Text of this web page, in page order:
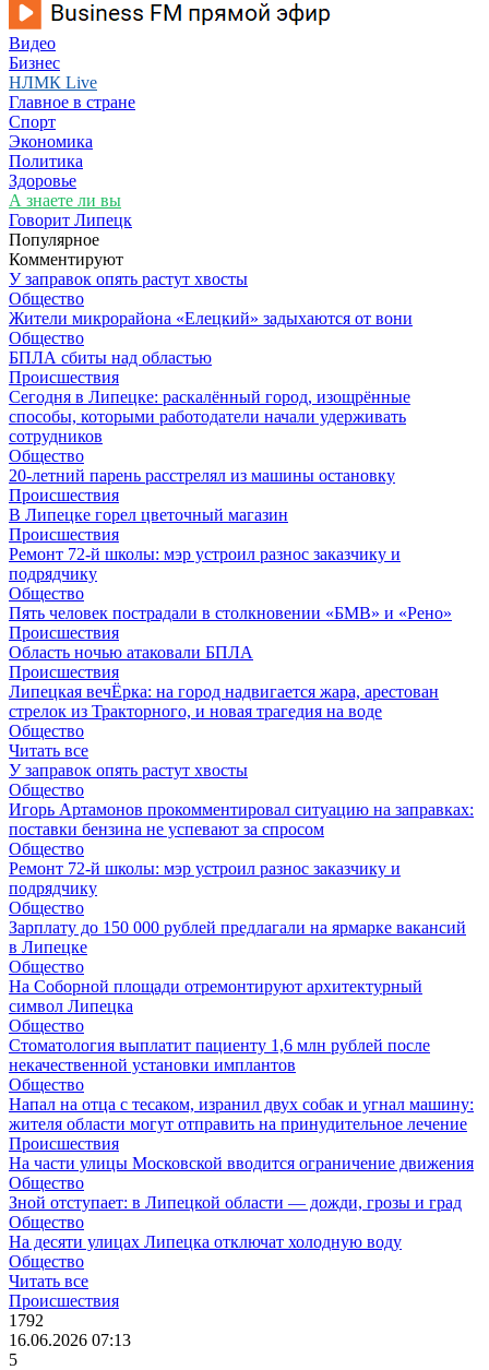
Видео
Бизнес
НЛМК Live
Главное в стране
Спорт
Экономика
Политика
Здоровье
А знаете ли вы
Говорит Липецк
Популярное
Комментируют
У заправок опять растут хвосты
Общество
Жители микрорайона «Елецкий» задыхаются от вони
Общество
БПЛА сбиты над областью
Происшествия
Сегодня в Липецке: раскалённый город, изощрённые
способы, которыми работодатели начали удерживать
сотрудников
Общество
20-летний парень расстрелял из машины остановку
Происшествия
В Липецке горел цветочный магазин
Происшествия
Ремонт 72‑й школы: мэр устроил разнос заказчику и
подрядчику
Общество
Пять человек пострадали в столкновении «БМВ» и «Рено»
Происшествия
Область ночью атаковали БПЛА
Происшествия
Липецкая вечЁрка: на город надвигается жара, арестован
стрелок из Тракторного, и новая трагедия на воде
Общество
Читать все
У заправок опять растут хвосты
Общество
Игорь Артамонов прокомментировал ситуацию на заправках:
поставки бензина не успевают за спросом
Общество
Ремонт 72‑й школы: мэр устроил разнос заказчику и
подрядчику
Общество
Зарплату до 150 000 рублей предлагали на ярмарке вакансий
в Липецке
Общество
На Соборной площади отремонтируют архитектурный
символ Липецка
Общество
Стоматология выплатит пациенту 1,6 млн рублей после
некачественной установки имплантов
Общество
Напал на отца с тесаком, изранил двух собак и угнал машину:
жителя области могут отправить на принудительное лечение
Происшествия
На части улицы Московской вводится ограничение движения
Общество
Зной отступает: в Липецкой области — дожди, грозы и град
Общество
На десяти улицах Липецка отключат холодную воду
Общество
Читать все
Происшествия
1792
16.06.2026 07:13
5